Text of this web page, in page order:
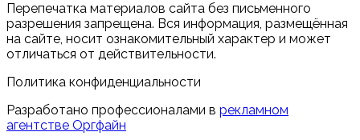
Перепечатка материалов сайта без письменного
разрешения запрещена. Вся информация, размещённая
на сайте, носит ознакомительный характер и может
отличаться от действительности.
Политика конфиденциальности
Разработано профессионалами в рекламном
агентстве Оргфайн